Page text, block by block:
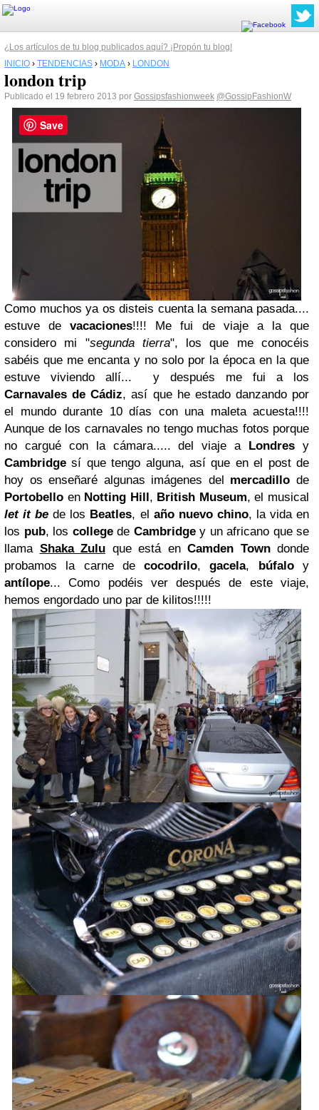
¿Los artículos de tu blog publicados aquí? ¡Propón tu blog!
INICIO › TENDENCIAS › MODA › LONDON
london trip
Publicado el 19 febrero 2013 por Gossipsfashionweek @GossipFashionW
Como muchos ya os disteis cuenta la semana pasada....
estuve devacaciones!!!! Me fui de viaje a la que
considero mi "segunda tierra", los que me conocéis
sabéis que me encanta y no solo por la época en la que
estuve viviendo allí... y después me fui a los
Carnavales de Cádiz, así que he estado danzando por
el mundo durante 10 días con una maleta acuesta!!!!
Aunque de los carnavales no tengo muchas fotos porque
no cargué con la cámara..... del viaje a
Londres y
Cambridge sí que tengo alguna, así que en el post de
hoy os enseñaré algunas imágenes del mercadillo de
Portobello en Notting Hill , British Museum, el musical
let it be de los Beatles, el año nuevo chino, la vida en
los pub, los collegede Cambridgey un africano que se
llama Shaka Zulu que está en Camden Towndonde
probamos la carne decocodrilo,gacela, búfaloy
antílope... Como podéis ver después de este viaje,
hemos engordado uno par de kilitos!!!!!
Save